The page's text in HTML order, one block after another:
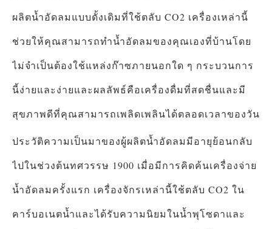
ผลิตน้ำอัดลมแบบดั้งเดิมที่ใช้ตลับ CO2 เครื่องเหล่านี้
ช่วยให้คุณสามารถทำน้ำอัดลมของคุณเองที่บ้านโดย
ไม่จำเป็นต้องใช้แหล่งก๊าซภายนอกใด ๆ กระบวนการ
นี้ง่ายและง่ายและผลลัพธ์คือเครื่องดื่มที่สดชื่นและมี
สุขภาพดีที่คุณสามารถเพลิดเพลินได้ตลอดเวลาของวัน
ประวัติความเป็นมาของผู้ผลิตน้ำอัดลมมีอายุย้อนกลับ
ไปในช่วงต้นทศวรรษ 1900 เมื่อมีการคิดค้นเครื่องจ่าย
น้ำอัดลมครั้งแรก เครื่องจักรเหล่านี้ใช้ตลับ CO2 ใน
คาร์บอเนตน้ำและได้รับความนิยมในน้ำพุโซดาและ